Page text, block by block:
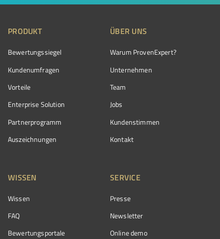
PRODUKT
Bewertungssiegel
Kundenumfragen
Vorteile
Enterprise Solution
Partnerprogramm
Auszeichnungen
ÜBER UNS
Warum ProvenExpert?
Unternehmen
Team
Jobs
Kundenstimmen
Kontakt
WISSEN
Wissen
FAQ
Bewertungsportale
SERVICE
Presse
Newsletter
Online demo